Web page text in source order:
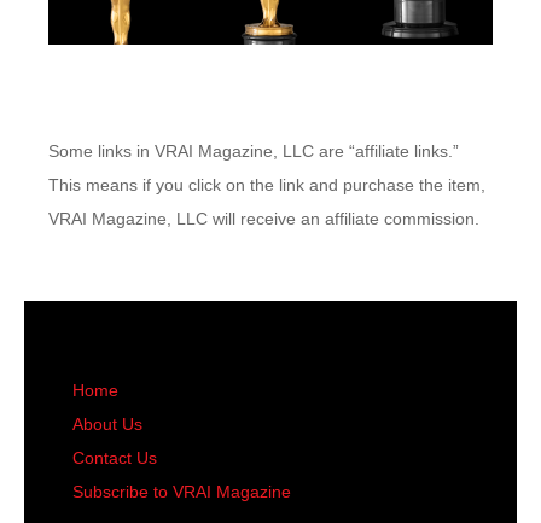
Some links in VRAI Magazine, LLC are “affiliate links.”
This means if you click on the link and purchase the item,
VRAI Magazine, LLC will receive an affiliate commission.
Home
About Us
Contact Us
Subscribe to VRAI Magazine